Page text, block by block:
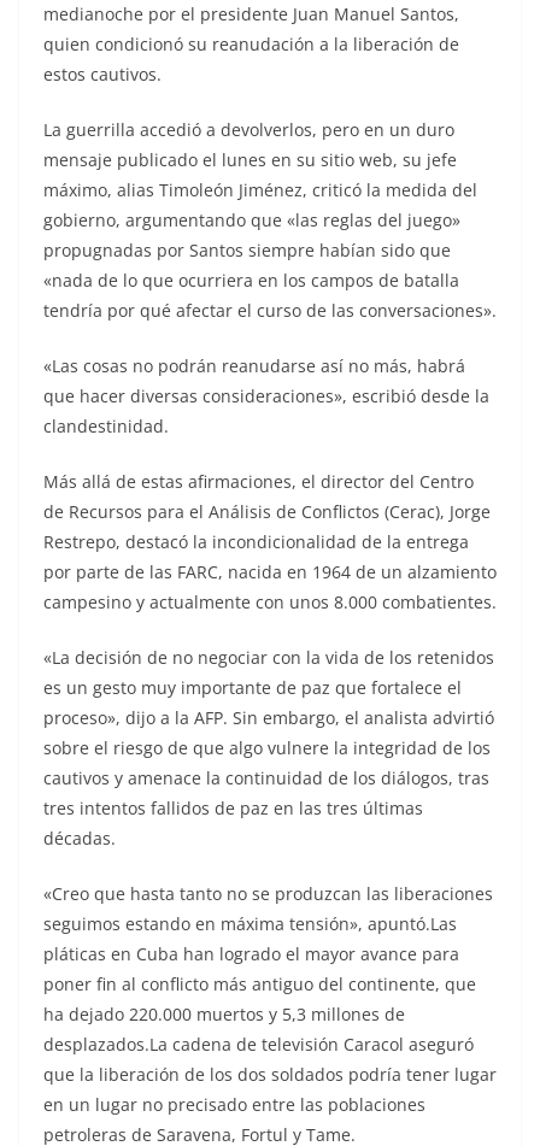
medianoche por el presidente Juan Manuel Santos,
quien condicionó su reanudación a la liberación de
estos cautivos.
La guerrilla accedió a devolverlos, pero en un duro
mensaje publicado el lunes en su sitio web, su jefe
máximo, alias Timoleón Jiménez, criticó la medida del
gobierno, argumentando que «las reglas del juego»
propugnadas por Santos siempre habían sido que
«nada de lo que ocurriera en los campos de batalla
tendría por qué afectar el curso de las conversaciones».
«Las cosas no podrán reanudarse así no más, habrá
que hacer diversas consideraciones», escribió desde la
clandestinidad.
Más allá de estas afirmaciones, el director del Centro
de Recursos para el Análisis de Conflictos (Cerac), Jorge
Restrepo, destacó la incondicionalidad de la entrega
por parte de las FARC, nacida en 1964 de un alzamiento
campesino y actualmente con unos 8.000 combatientes.
«La decisión de no negociar con la vida de los retenidos
es un gesto muy importante de paz que fortalece el
proceso», dijo a la AFP. Sin embargo, el analista advirtió
sobre el riesgo de que algo vulnere la integridad de los
cautivos y amenace la continuidad de los diálogos, tras
tres intentos fallidos de paz en las tres últimas
décadas.
«Creo que hasta tanto no se produzcan las liberaciones
seguimos estando en máxima tensión», apuntó.Las
pláticas en Cuba han logrado el mayor avance para
poner fin al conflicto más antiguo del continente, que
ha dejado 220.000 muertos y 5,3 millones de
desplazados.La cadena de televisión Caracol aseguró
que la liberación de los dos soldados podría tener lugar
en un lugar no precisado entre las poblaciones
petroleras de Saravena, Fortul y Tame.